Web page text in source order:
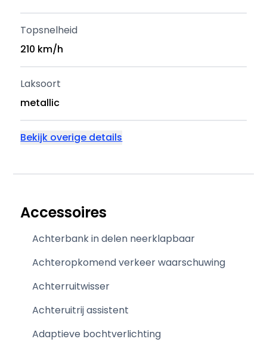
Topsnelheid
210 km/h
Laksoort
metallic
Bekijk overige details
Accessoires
Achterbank in delen neerklapbaar
Achteropkomend verkeer waarschuwing
Achterruitwisser
Achteruitrij assistent
Adaptieve bochtverlichting